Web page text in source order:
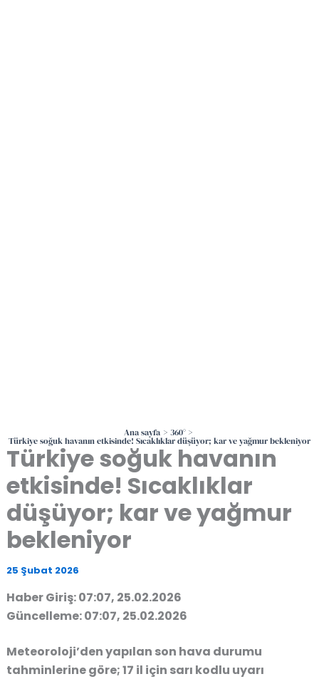
Ana sayfa 360°
Türkiye soğuk havanın etkisinde! Sıcaklıklar düşüyor; kar ve yağmur bekleniyor
Türkiye soğuk havanın
etkisinde! Sıcaklıklar
düşüyor; kar ve yağmur
bekleniyor
25 Şubat 2026
Haber Giriş: 07:07, 25.02.2026
Güncelleme: 07:07, 25.02.2026
Meteoroloji’den yapılan son hava durumu
tahminlerine göre; 17 il için sarı kodlu uyarı